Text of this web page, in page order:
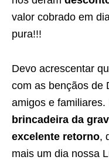
valor cobrado em
pura!!!
Devo acrescentar
com as bençãos de
amigos e familiares.
brincadeira da
excelente retorno,
mais um dia nossa